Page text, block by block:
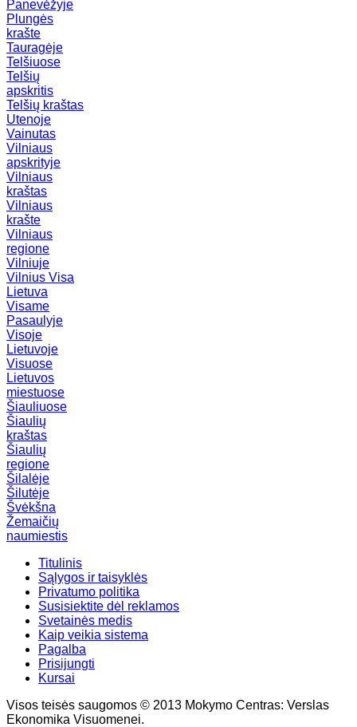
Panevėžyje
Plungės
krašte
Tauragėje
Telšiuose
Telšių
apskritis
Telšių kraštas
Utenoje
Vainutas
Vilniaus
apskrityje
Vilniaus
kraštas
Vilniaus
krašte
Vilniaus
regione
Vilniuje
Vilnius Visa
Lietuva
Visame
Pasaulyje
Visoje
Lietuvoje
Visuose
Lietuvos
miestuose
Šiauliuose
Šiaulių
kraštas
Šiaulių
regione
Šilalėje
Šilutėje
Švėkšna
Žemaičių
naumiestis
Titulinis
Sąlygos ir taisyklės
Privatumo politika
Susisiektite dėl reklamos
Svetainės medis
Kaip veikia sistema
Pagalba
Prisijungti
Kursai
Visos teisės saugomos © 2013 Mokymo Centras: Verslas
Ekonomika Visuomenei.